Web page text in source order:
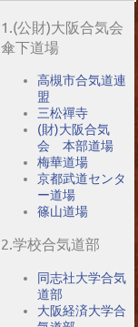
1.(公財)大阪合気会
傘下道場
高槻市合気道連
盟
三松禪寺
(財)大阪合気
会 本部道場
梅華道場
京都武道センタ
ー道場
篠山道場
2.学校合気道部
同志社大学合気
道部
大阪経済大学合